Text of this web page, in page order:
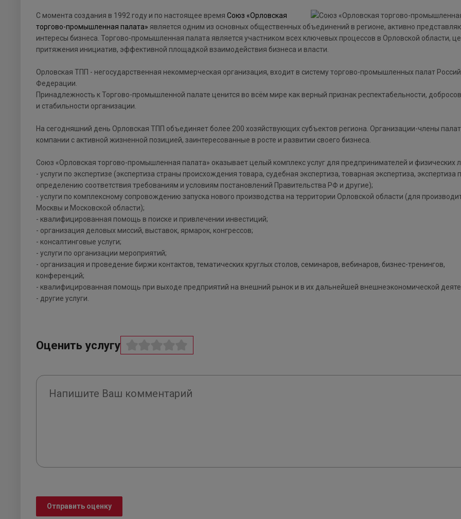
С момента создания в 1992 году и по настоящее время Союз «Орловская
торгово-промышленная палата» является одним из основных общественных объединений в регионе, активно
интересы бизнеса. Торгово-промышленная палата является участником всех ключевых процессов в Орловской области,
притяжения инициатив, эффективной площадкой взаимодействия бизнеса и власти.
Орловская ТПП - негосударственная некоммерческая организация, входит в систему торгово-промышленных палат
Федерации.
Принадлежность к Торгово-промышленной палате ценится во всём мире как верный признак респектабельности,
и стабильности организации.
На сегодняшний день Орловская ТПП объединяет более 200 хозяйствующих субъектов региона. Организации-члены
компании с активной жизненной позицией, заинтересованные в росте и развитии своего бизнеса.
Союз «Орловская торгово-промышленная палата» оказывает целый комплекс услуг для предпринимателей и физических
- услуги по экспертизе (экспертиза страны происхождения товара, судебная экспертиза, товарная экспертиза, экспертиза
определению соответствия требованиям и условиям постановлений Правительства РФ и другие);
- услуги по комплексному сопровождению запуска нового производства на территории Орловской области (для
Москвы и Московской области);
- квалифицированная помощь в поиске и привлечении инвестиций;
- организация деловых миссий, выставок, ярмарок, конгрессов;
- консалтинговые услуги;
- услуги по организации мероприятий;
- организация и проведение биржи контактов, тематических круглых столов, семинаров, вебинаров, бизнес-тренингов,
конференций;
- квалифицированная помощь при выходе предприятий на внешний рынок и в их дальнейшей внешнеэкономической
- другие услуги.
Оценить услугу
Отправить оценку